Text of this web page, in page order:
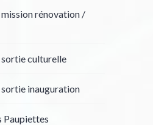
rénovation /
culturelle
inauguration
Paupiettes